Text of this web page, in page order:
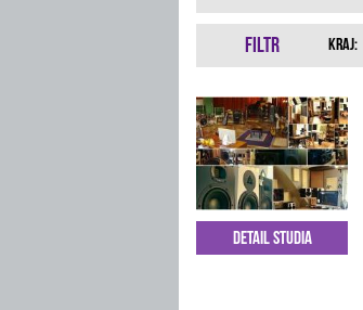
Filtr Kraj:
Detail studia